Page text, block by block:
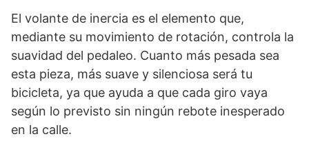
El volante de inercia es el elemento que,
mediante su movimiento de rotación, controla la
suavidad del pedaleo. Cuanto más pesada sea
esta pieza, más suave y silenciosa será tu
bicicleta, ya que ayuda a que cada giro vaya
según lo previsto sin ningún rebote inesperado
en la calle.